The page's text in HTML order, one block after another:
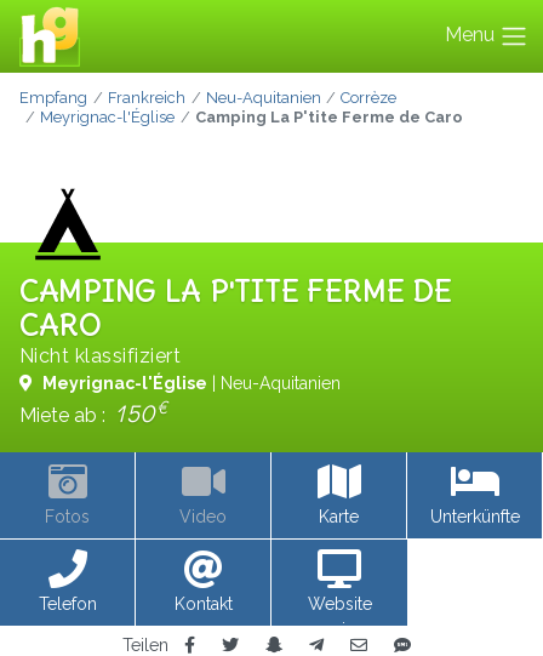
Menu
Empfang Frankreich Neu-Aquitanien
Corrèze
Meyrignac-l'Église
Camping La P'tite Ferme de Caro
CAMPING LA P'TITE FERME DE
CARO
Nicht klassifiziert
Meyrignac-l'Église | Neu-Aquitanien
Miete ab : 150€
Fotos Video Karte Unterkünfte
Telefon Kontakt
Website
anzeigen
Teilen